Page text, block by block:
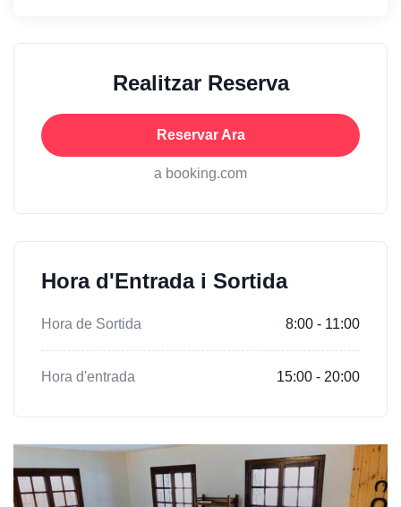
Realitzar Reserva
Reservar Ara
a booking.com
Hora d'Entrada i Sortida
Hora de Sortida 8:00 - 11:00
Hora d'entrada 15:00 - 20:00